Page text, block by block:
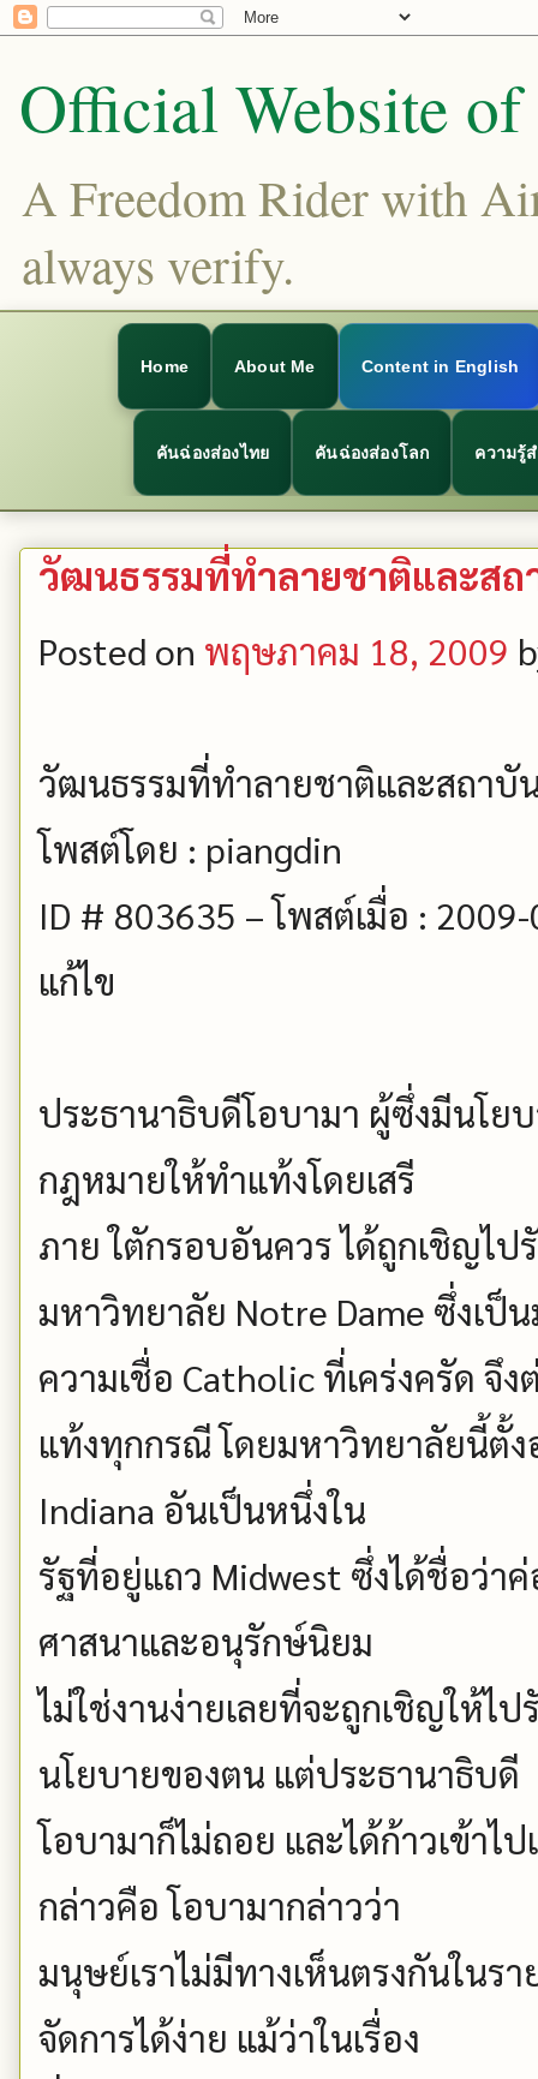
Official Website
A Freedom Rider with
always verify.
Home About Me Content in English
คันฉ่องส่องไทย คันฉ่องส่องโลก ความรู้
วัฒนธรรมที่ทำลายชาติและส
Posted on พฤษภาคม 18, 2009
วัฒนธรรมที่ทำลายชาติและสถาบั
โพสต์โดย : piangdin
ID # 803635 – โพสต์เมื่อ :
แก้ไข
ประธานาธิบดีโอบามา ผู้ซึ่งมีนโย
กฎหมายให้ทำแท้งโดยเสรี
ภาย ใตักรอบอันควร ได้ถูกเชิญ
มหาวิทยาลัย Notre Dame ซึ่งเป็
ความเชื่อ Catholic ที่เคร่งครัด จึ
แท้งทุกกรณี โดยมหาวิทยาลัยนี้ตั้ง
Indiana อันเป็นหนึ่งใน
รัฐที่อยู่แถว Midwest ซึ่งได้ชื่อว่า
ศาสนาและอนุรักษ์นิยม
ไม่ใช่งานง่ายเลยที่จะถูกเชิญให้ไ
นโยบายของตน แต่ประธานาธิบดี
โอบามาก็ไม่ถอย และได้ก้าวเข้า
กล่าวคือ โอบามากล่าวว่า
มนุษย์เราไม่มีทางเห็นตรงกันในร
จัดการได้ง่าย แม้ว่าในเรื่อง